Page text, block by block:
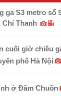
ga S3 metro số
Chí Thanh
cuối giờ chiều
phố Hà Nội
ở Đầm Chuồn